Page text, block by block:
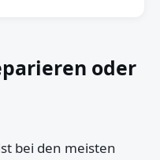
oder
bei den meisten